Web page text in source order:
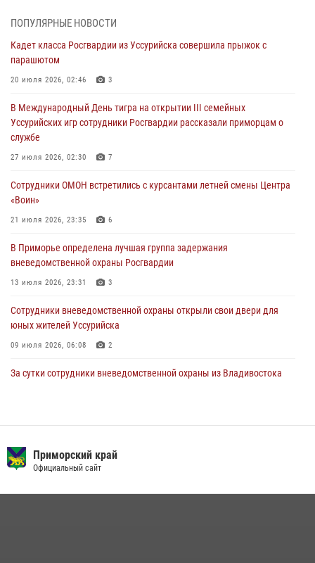
Во Владивостоке во дворе жилого дома сотрудники
29 июля 2026, 01:17
В День Крещения Руси в Князь-Владимирском храме – Главном
ходом
28 июля 2026, 10:29 3
Росгвардейцы в Приморье приняли участие в молебне,
28 июля 2026, 05:39
В Международный День тигра на открытии III семейных
службе
27 июля 2026, 02:30
ПОПУЛЯРНЫЕ НОВОСТИ
Кадет класса Росгвардии из Уссурийска совершила прыжок с
парашютом
20 июля 2026, 02:46 3
В Международный День тигра на открытии III семейных
Уссурийских игр сотрудники Росгвардии рассказали приморцам о
службе
27 июля 2026, 02:30 7
Сотрудники ОМОН встретились с курсантами летней смены Центра
«Воин»
21 июля 2026, 23:35 6
В Приморье определена лучшая группа задержания
вневедомственной охраны Росгвардии
13 июля 2026, 23:31 3
Сотрудники вневедомственной охраны открыли свои двери для
юных жителей Уссурийска
09 июля 2026, 06:08 2
За сутки сотрудники вневедомственной охраны из Владивостока
среди водолазов Восточного округа Росгвардии
10 июля 2026, 06:31
Приморский край
Официальный сайт